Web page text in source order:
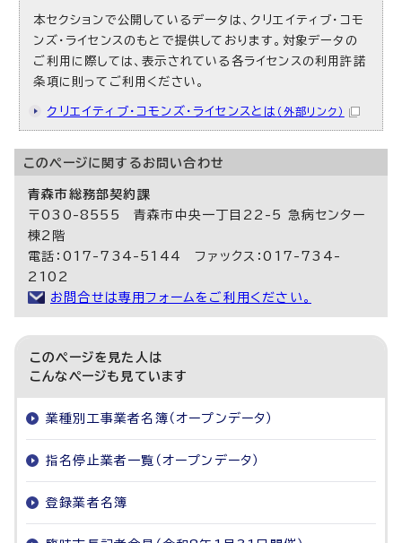
本セクションで公開しているデータは、クリエイティブ・コモ
ンズ・ライセンスのもとで提供しております。対象データの
ご利用に際しては、表示されている各ライセンスの利用許諾
条項に則ってご利用ください。
クリエイティブ・コモンズ・ライセンスとは （外部リンク）
このページに関する お問い合わせ
青森市総務部契約課
〒030-8555 青森市中央一丁目22-5 急病センター
棟2階
電話：017-734-5144 ファックス：017-734-
2102
お問合せは専用フォームをご利用ください。
このページを見た人は
こんなページも見ています
業種別工事業者名簿（オープンデータ）
指名停止業者一覧（オープンデータ）
登録業者名簿